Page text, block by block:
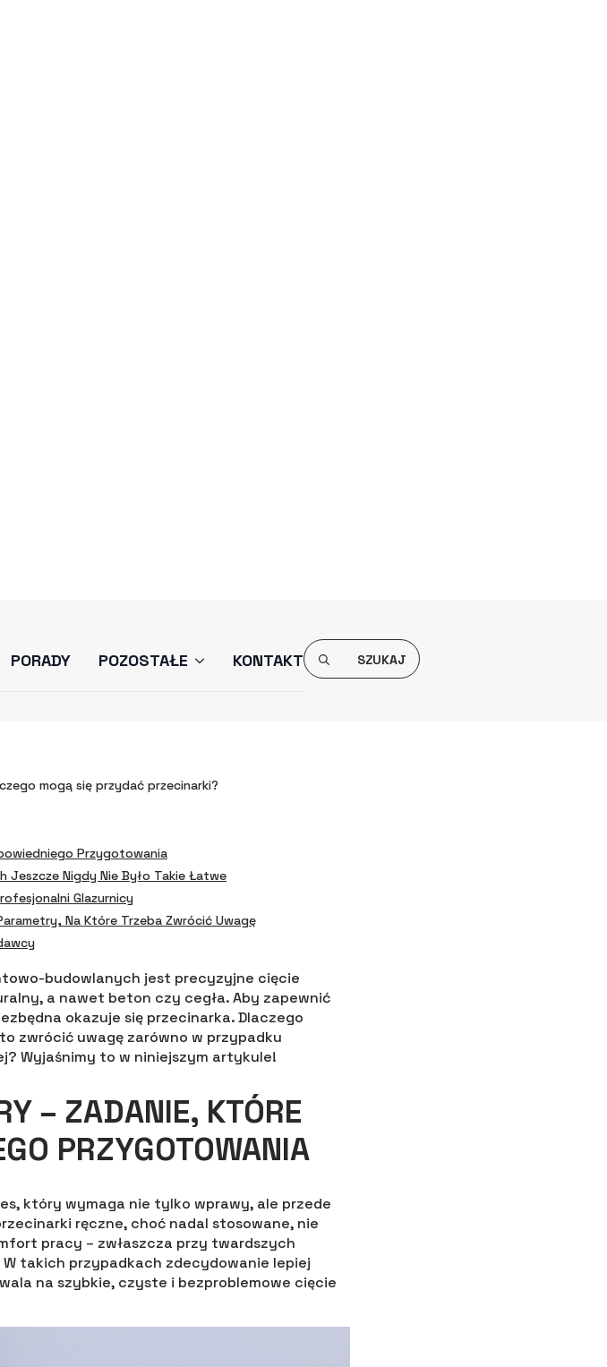
mogą się przydać przecinarki?
Przygotowania
Jeszcze Nigdy Nie Było Takie Łatwe
Glazurnicy
Na Które Trzeba Zwrócić Uwagę
budowlanych jest precyzyjne cięcie
a nawet beton czy cegła. Aby zapewnić
okazuje się przecinarka. Dlaczego
zwrócić uwagę zarówno w przypadku
Wyjaśnimy to w niniejszym artykule!
– ZADANIE, KTÓRE
PRZYGOTOWANIA
który wymaga nie tylko wprawy, ale przede
ręczne, choć nadal stosowane, nie
pracy – zwłaszcza przy twardszych
takich przypadkach zdecydowanie lepiej
na szybkie, czyste i bezproblemowe cięcie